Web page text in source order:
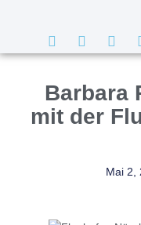
Barbara
mit der
Mai 2,